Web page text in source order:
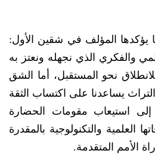
يؤكدها المؤلف في شقين الأول:
والفكري الذي نجهله ونعتز به
نحو المستقبل، أما الشق
التراث يساعدنا على اكتساب الثقة
إلى استيعاب مقومات الحضارة
والتكنولوجية بالمقدرة
الأمم المتقدمة.